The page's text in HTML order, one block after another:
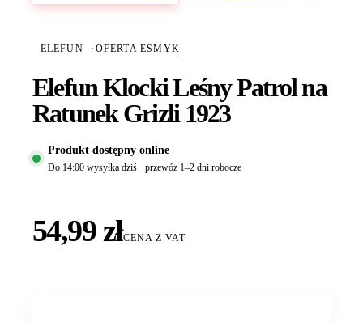
ELEFUN · OFERTA ESMYK
Elefun Klocki Leśny Patrol na
Ratunek Grizli 1923
Produkt dostępny online
Do 14:00 wysyłka dziś · przewóz 1–2 dni robocze
54,99 złCENA Z VAT